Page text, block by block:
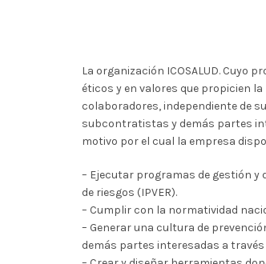
La organización ICOSALUD.
éticos y en valores que propicien
colaboradores, independiente de
subcontratistas y demás partes
motivo por el cual la empresa
– Ejecutar programas de gestión y
de riesgos (IPVER).
– Cumplir con la normatividad
– Generar una cultura de
demás partes interesadas a través